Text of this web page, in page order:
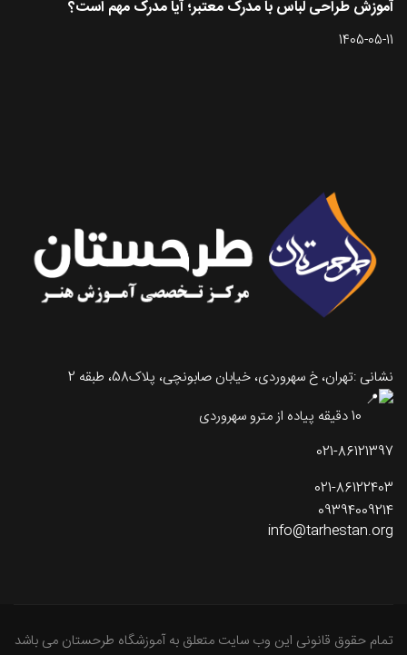
آموزش طراحی لباس با مدرک معتبر؛ آیا مدرک مهم است؟
1405-05-11
نشانی :تهران، خ سهروردی، خیابان صابونچی، پلاک58، طبقه 2
021-86121397
021-86122403
09394009214
info@tarhestan.org
تمام حقوق قانونی این وب سایت متعلق به آموزشگاه طرحستان می باشد